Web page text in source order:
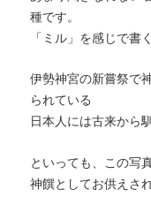
種です。
「ミル」を感じで書
伊勢神宮の新嘗祭で
られている
日本人には古来から
といっても、この写
神饌としてお供えさ